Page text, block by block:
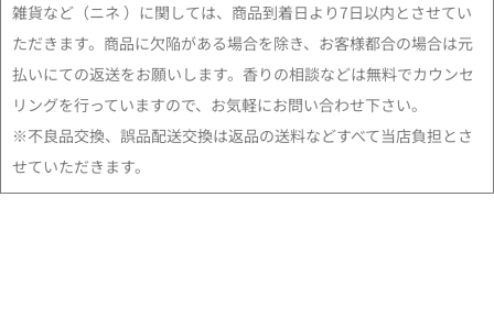
雑貨など（ニネ ）に関しては、商品到着日より7日以内とさせてい
ただきます。商品に欠陥がある場合を除き、お客様都合の場合は元
払いにての返送をお願いします。香りの相談などは無料でカウンセ
リングを行っていますので、お気軽にお問い合わせ下さい。
※不良品交換、誤品配送交換は返品の送料などすべて当店負担とさ
せていただきます。